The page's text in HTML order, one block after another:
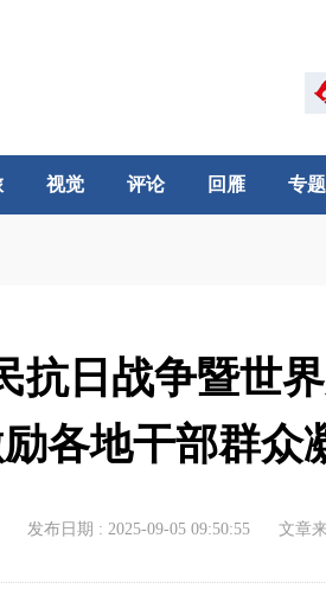
视觉 评论 回雁 专题
抗日战争暨世
各地干部群众
发布日期 : 2025-09-05 09:50:55 文章